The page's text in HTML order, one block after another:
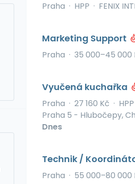
Praha · HPP · FENIX
Marketing Support
Praha · 35 000–45 000
Vyučená kuchařka
Praha · 27 160 Kč · HPP
Praha 5 - Hlubočepy,
Dnes
Technik /
Praha · 55 000–80 000